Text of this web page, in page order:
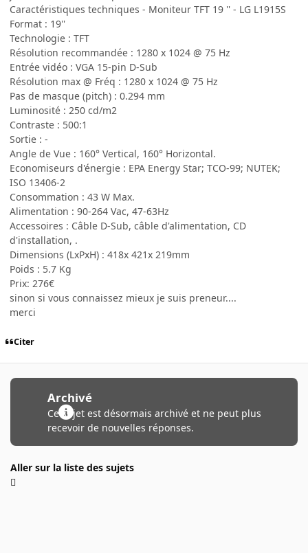
Caractéristiques techniques - Moniteur TFT 19 '' - LG L1915S
Format : 19''
Technologie : TFT
Résolution recommandée : 1280 x 1024 @ 75 Hz
Entrée vidéo : VGA 15-pin D-Sub
Résolution max @ Fréq : 1280 x 1024 @ 75 Hz
Pas de masque (pitch) : 0.294 mm
Luminosité : 250 cd/m2
Contraste : 500:1
Sortie : -
Angle de Vue : 160° Vertical, 160° Horizontal.
Economiseurs d'énergie : EPA Energy Star; TCO-99; NUTEK;
ISO 13406-2
Consommation : 43 W Max.
Alimentation : 90-264 Vac, 47-63Hz
Accessoires : Câble D-Sub, câble d'alimentation, CD
d'installation, .
Dimensions (LxPxH) : 418x 421x 219mm
Poids : 5.7 Kg
Prix: 276€
sinon si vous connaissez mieux je suis preneur....
merci
Citer
Archivé
Ce sujet est désormais archivé et ne peut plus
recevoir de nouvelles réponses.
Aller sur la liste des sujets